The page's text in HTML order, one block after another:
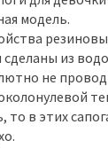
модель.
из
не
то в этих